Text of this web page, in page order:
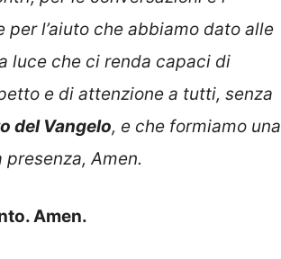
l’aiuto che abbiamo dato alle
luce che ci renda capaci di
e di attenzione a tutti, senza
del Vangelo, e che formiamo una
Amen.
Amen.